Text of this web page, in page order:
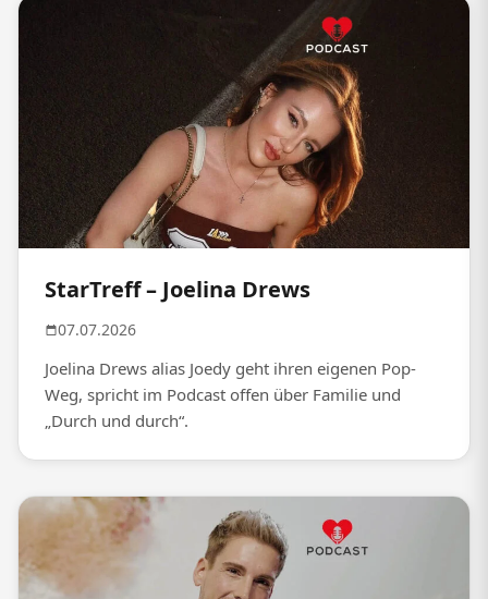
StarTreff – Joelina Drews
07.07.2026
Joelina Drews alias Joedy geht ihren eigenen Pop-
Weg, spricht im Podcast offen über Familie und
„Durch und durch“.